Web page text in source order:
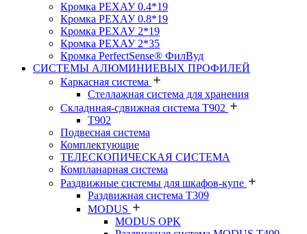
Кромка PЕХАУ 0.4*19
Кромка PЕХАУ 0.8*19
Кромка PЕХАУ 2*19
Кромка PЕХАУ 2*35
Кромка PerfectSense® ФилВуд
СИСТЕМЫ АЛЮМИНИЕВЫХ ПРОФИЛЕЙ
Каркасная система
Стеллажная система для хранения
Складнная-сдвижная система Т902
T902
Подвесная система
Комплектующие
ТЕЛЕСКОПИЧЕСКАЯ СИСТЕМА
Компланарная система
Раздвижные системы для шкафов-купе
Раздвижная система Т309
MODUS
MODUS OPK